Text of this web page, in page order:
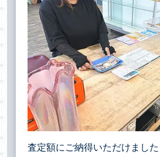
査定額にご納得いただけまし